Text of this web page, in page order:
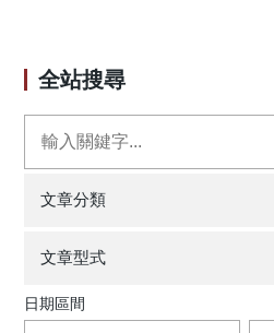
何共同作用影響員工工作參與度，
納入配置分析中。本研究基於工作
特質激活理論，在工作需求和個
工作投入的因素。本研究採用模糊
（fsQCA）方法，調查分析技術
人格特徵對員工工作敬業度的影
與度的三條驅動路徑：對體驗責
工作參與度狀態，與親和性和外向
全站搜尋
文章分類
文章型式
日期區間